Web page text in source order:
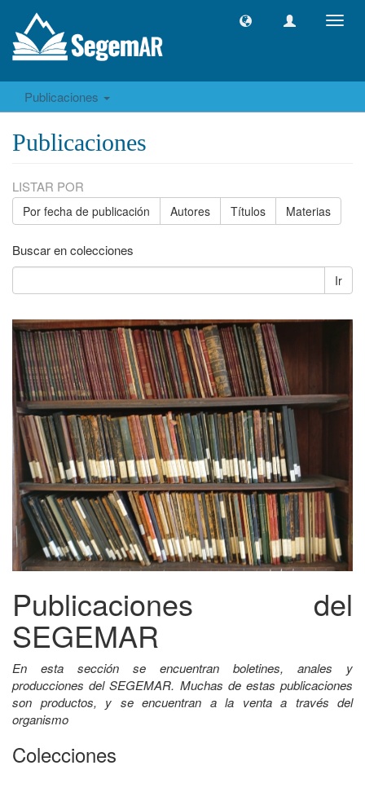
Publicaciones
Publicaciones
LISTAR POR
Por fecha de publicación Autores Títulos Materias
Buscar en colecciones
Ir
Publicaciones del
SEGEMAR
En esta sección se encuentran boletines, anales y
producciones del SEGEMAR. Muchas de estas publicaciones
son productos, y se encuentran a la venta a través del
organismo
Colecciones